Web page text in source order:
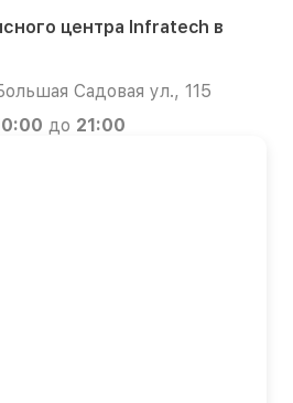
центра Infratech в
Садовая ул., 115
до 21:00